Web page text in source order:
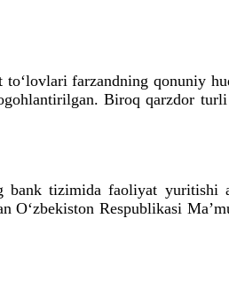
farzandning qonuniy
Biroq qarzdor
bank tizimida faoliyat
Respublikasi